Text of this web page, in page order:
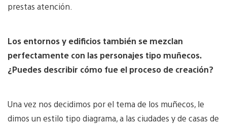
prestas atención.
Los entornos y edificios también se mezclan
perfectamente con las personajes tipo muñecos.
¿Puedes describir cómo fue el proceso de creación?
Una vez nos decidimos por el tema de los muñecos, le
dimos un estilo tipo diagrama, a las ciudades y de casas de